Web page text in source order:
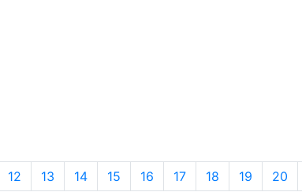
12 13 14 15 16 17 18 19 20